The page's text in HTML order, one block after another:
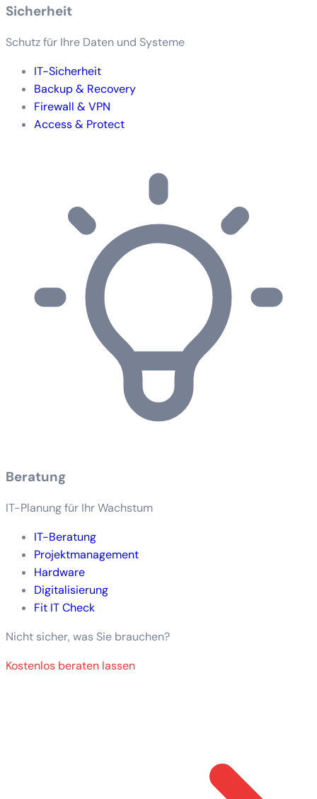
Sicherheit
Schutz für Ihre Daten und Systeme
IT-Sicherheit
Backup & Recovery
Firewall & VPN
Access & Protect
Beratung
IT-Planung für Ihr Wachstum
IT-Beratung
Projektmanagement
Hardware
Digitalisierung
Fit IT Check
Nicht sicher, was Sie brauchen?
Kostenlos beraten lassen